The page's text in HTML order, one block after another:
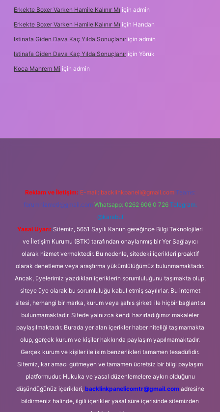
Erkekte Boxer Varken Hamile Kalınır Mı için admin
Erkekte Boxer Varken Hamile Kalınır Mı için Handan
Istinafa Giden Dava Kaç Yılda Sonuçlanır için admin
Istinafa Giden Dava Kaç Yılda Sonuçlanır için Yörük
Koca Mahrem Mi için admin
Reklam ve İletişim: E-mail: backlinkpaneli@gmail.com Teams:
forumhizmeti@gmail.com Whatsapp: 0262 606 0 726 Telegram:
@karabul
Yasal Uyarı: Sitemiz, 5651 Sayılı Kanun gereğince Bilgi Teknolojileri
ve İletişim Kurumu (BTK) tarafından onaylanmış bir Yer Sağlayıcı
olarak hizmet vermektedir. Bu nedenle, sitedeki içerikleri proaktif
olarak denetleme veya araştırma yükümlülüğümüz bulunmamaktadır.
Ancak, üyelerimiz yazdıkları içeriklerin sorumluluğunu taşımakta olup,
siteye üye olarak bu sorumluluğu kabul etmiş sayılırlar. Bu internet
sitesi, herhangi bir marka, kurum veya şahıs şirketi ile hiçbir bağlantısı
bulunmamaktadır. Sitede yalnızca kendi hazırladığımız makaleler
paylaşılmaktadır. Burada yer alan içerikler haber niteliği taşımamakta
olup, gerçek kurum ve kişiler hakkında paylaşım yapılmamaktadır.
Gerçek kurum ve kişiler ile isim benzerlikleri tamamen tesadüfidir.
Sitemiz, kar amacı gütmeyen ve tamamen ücretsiz bir bilgi paylaşım
platformudur. Hukuka ve yasal düzenlemelere aykırı olduğunu
düşündüğünüz içerikleri, backlinkpanelicomtr@gmail.comadresine
bildirmeniz halinde, ilgili içerikler yasal süre içerisinde sitemizden